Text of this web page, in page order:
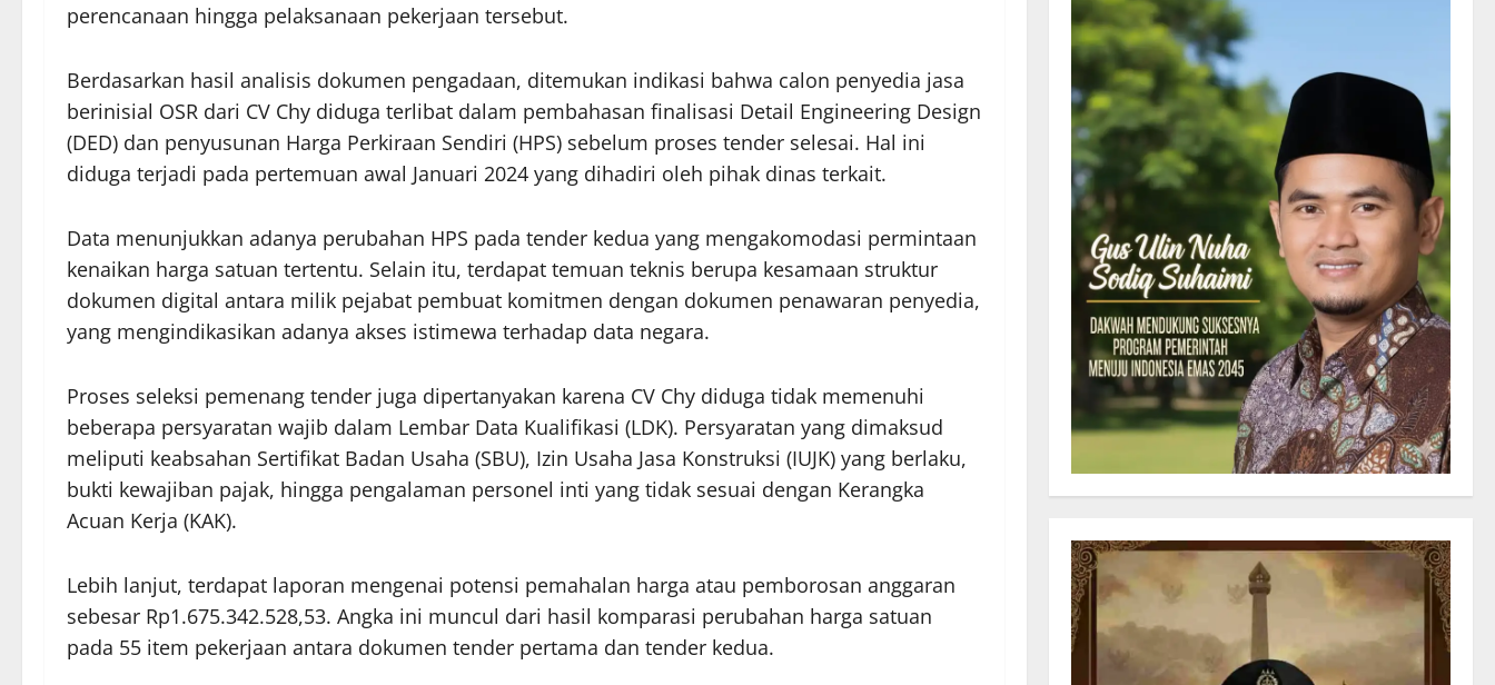
perencanaan hingga pelaksanaan pekerjaan tersebut.
Berdasarkan hasil analisis dokumen pengadaan, ditemukan indikasi bahwa calon penyedia jasa
berinisial OSR dari CV Chy diduga terlibat dalam pembahasan finalisasi Detail Engineering Design
(DED) dan penyusunan Harga Perkiraan Sendiri (HPS) sebelum proses tender selesai. Hal ini
diduga terjadi pada pertemuan awal Januari 2024 yang dihadiri oleh pihak dinas terkait.
Data menunjukkan adanya perubahan HPS pada tender kedua yang mengakomodasi permintaan
kenaikan harga satuan tertentu. Selain itu, terdapat temuan teknis berupa kesamaan struktur
dokumen digital antara milik pejabat pembuat komitmen dengan dokumen penawaran penyedia,
yang mengindikasikan adanya akses istimewa terhadap data negara.
Proses seleksi pemenang tender juga dipertanyakan karena CV Chy diduga tidak memenuhi
beberapa persyaratan wajib dalam Lembar Data Kualifikasi (LDK). Persyaratan yang dimaksud
meliputi keabsahan Sertifikat Badan Usaha (SBU), Izin Usaha Jasa Konstruksi (IUJK) yang berlaku,
bukti kewajiban pajak, hingga pengalaman personel inti yang tidak sesuai dengan Kerangka
Acuan Kerja (KAK).
Lebih lanjut, terdapat laporan mengenai potensi pemahalan harga atau pemborosan anggaran
sebesar Rp1.675.342.528,53. Angka ini muncul dari hasil komparasi perubahan harga satuan
pada 55 item pekerjaan antara dokumen tender pertama dan tender kedua.